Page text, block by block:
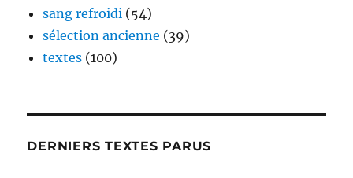
sang refroidi (54)
sélection ancienne (39)
textes (100)
DERNIERS TEXTES PARUS